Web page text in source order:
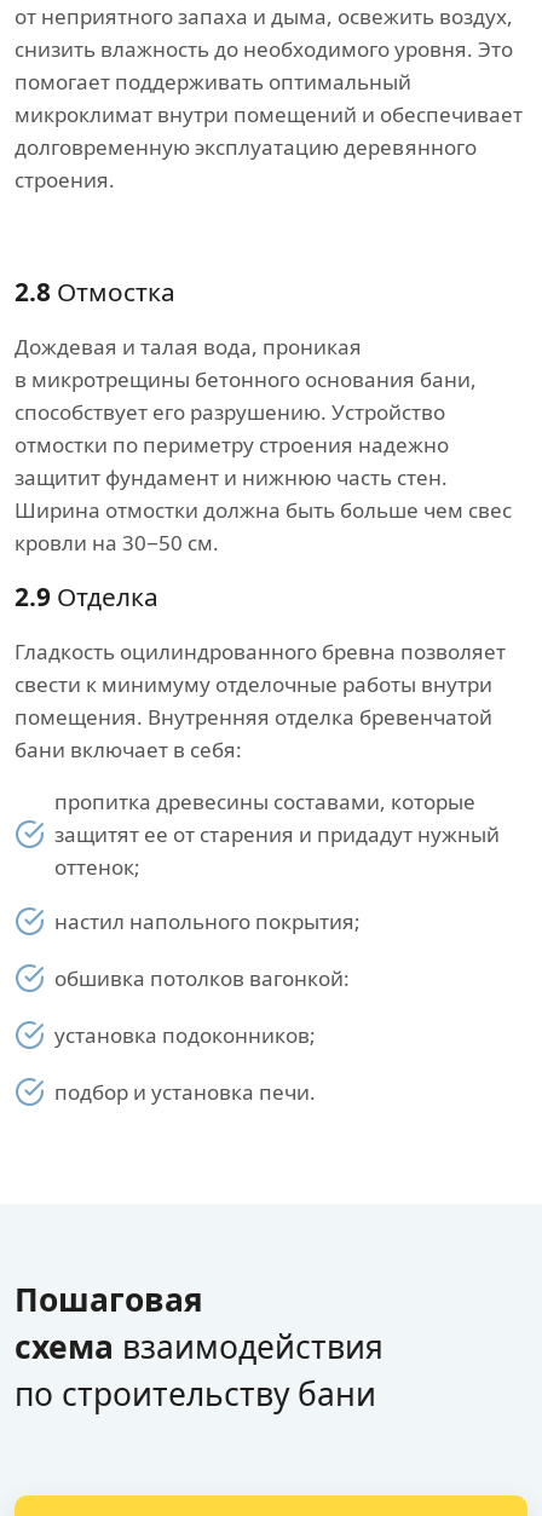
от неприятного запаха и дыма, освежить воздух,
снизить влажность до необходимого уровня. Это
помогает поддерживать оптимальный
микроклимат внутри помещений и обеспечивает
долговременную эксплуатацию деревянного
строения.
2.8 Отмостка
Дождевая и талая вода, проникая
в микротрещины бетонного основания бани,
способствует его разрушению. Устройство
отмостки по периметру строения надежно
защитит фундамент и нижнюю часть стен.
Ширина отмостки должна быть больше чем свес
кровли на 30−50 см.
2.9 Отделка
Гладкость оцилиндрованного бревна позволяет
свести к минимуму отделочные работы внутри
помещения. Внутренняя отделка бревенчатой
бани включает в себя:
пропитка древесины составами, которые
защитят ее от старения и придадут нужный
оттенок;
настил напольного покрытия;
обшивка потолков вагонкой:
установка подоконников;
подбор и установка печи.
Пошаговая
схема взаимодействия
по строительству бани